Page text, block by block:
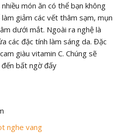
món ăn có thể bạn không
giảm các vết thâm sạm, mụn
dưới mắt. Ngoài ra nghệ là
các đặc tính làm sáng da. Đặc
giàu vitamin C. Chúng sẽ
bất ngờ đấy
nghe vang